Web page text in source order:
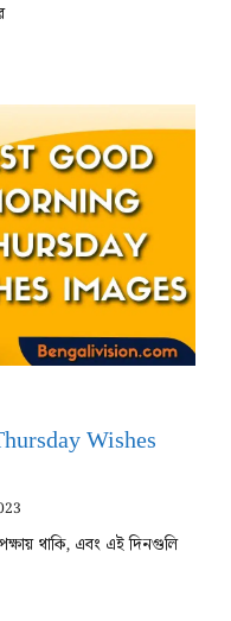
Wishes
থাকি, এবং এই দিনগুলি